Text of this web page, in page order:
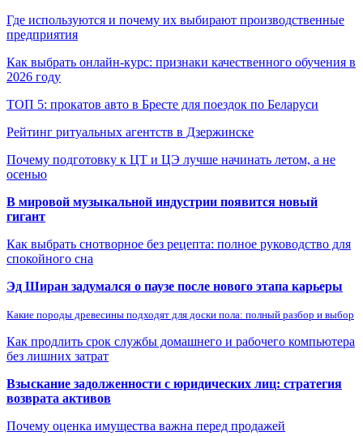
Где используются и почему их выбирают производственные
предприятия
Как выбрать онлайн-курс: признаки качественного обучения в
2026 году
ТОП 5: прокатов авто в Бресте для поездок по Беларуси
Рейтинг ритуальных агентств в Дзержинске
Почему подготовку к ЦТ и ЦЭ лучше начинать летом, а не
осенью
В мировой музыкальной индустрии появится новый
гигант
Как выбрать снотворное без рецепта: полное руководство для
спокойного сна
Эд Ширан задумался о паузе после нового этапа карьеры
Какие породы древесины подходят для доски пола: полный разбор и выбор
Как продлить срок службы домашнего и рабочего компьютера
без лишних затрат
Взыскание задолженности с юридических лиц: стратегия
возврата активов
Почему оценка имущества важна перед продажей